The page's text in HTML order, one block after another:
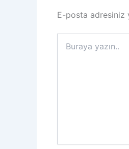
E-posta adresiniz
yazın..